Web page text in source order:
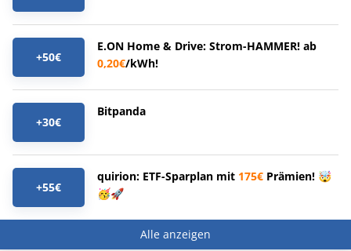
+50€
E.ON Home & Drive: Strom-HAMMER! ab
0,20€/kWh!
+30€
Bitpanda
+55€
quirion: ETF-Sparplan mit 175€ Prämien! 🤯
🥳🚀
Alle anzeigen